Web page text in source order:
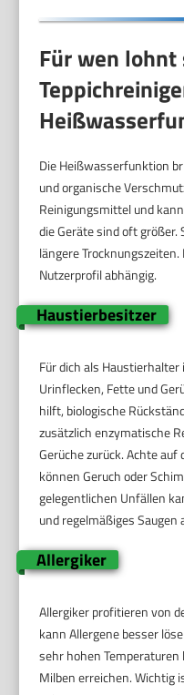
Für wen lohnt
Die Heißwasserfunktion
und organische
Reinigungsmittel und
die Geräte sind oft größer.
längere
Nutzerprofil abhängig.
Haustierbesitzer
Für dich als
Urinflecken, Fette und
hilft, biologische
zusätzlich enzymatische
Gerüche zurück. Achte auf
können Geruch oder
gelegentlichen Unfällen
und regelmäßiges Saugen
Allergiker
Allergiker profitieren von
kann Allergene besser
sehr hohen
Milben erreichen. Wichtig